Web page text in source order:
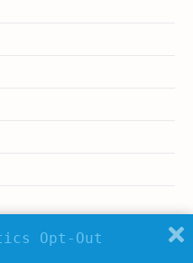
Opt-Out